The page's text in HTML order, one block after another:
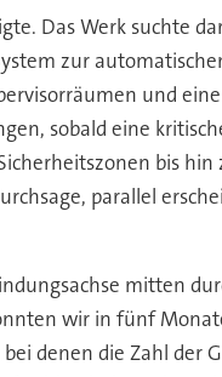
Das Werk suchte
zur
und
sobald eine
bis hin
parallel
mitten
wir in fünf
denen die Zahl der